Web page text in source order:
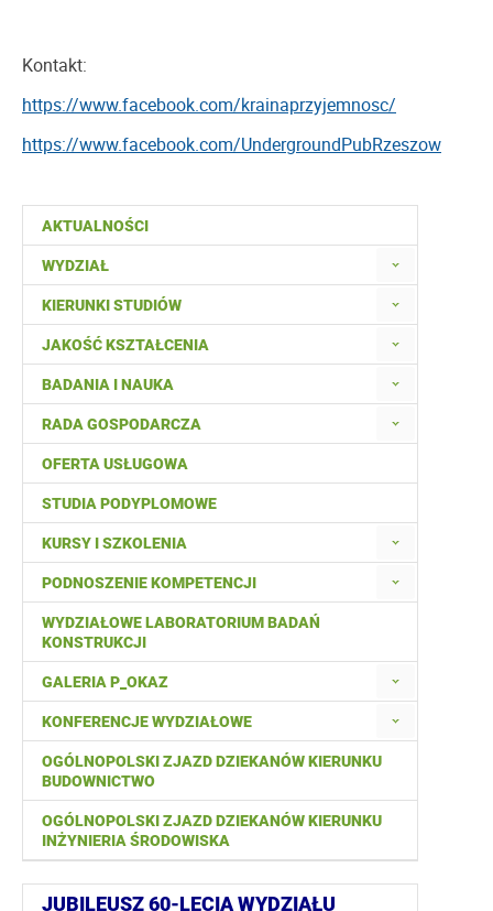
AKTUALNOŚCI
WYDZIAŁ
KIERUNKI STUDIÓW
JAKOŚĆ KSZTAŁCENIA
BADANIA I NAUKA
RADA GOSPODARCZA
OFERTA USŁUGOWA
STUDIA PODYPLOMOWE
KURSY I SZKOLENIA
PODNOSZENIE KOMPETENCJI
WYDZIAŁOWE LABORATORIUM BADAŃ
KONSTRUKCJI
GALERIA P_OKAZ
KONFERENCJE WYDZIAŁOWE
OGÓLNOPOLSKI ZJAZD DZIEKANÓW KIERUNKU
BUDOWNICTWO
OGÓLNOPOLSKI ZJAZD DZIEKANÓW KIERUNKU
INŻYNIERIA ŚRODOWISKA
JUBILEUSZ 60-LECIA WYDZIAŁU
Kontakt:
https://www.facebook.com/krainaprzyjemnosc/
https://www.facebook.com/UndergroundPubRzeszow